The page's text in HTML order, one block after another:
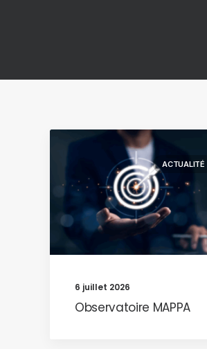
ACTUALITÉ
6 juillet 2026
Observatoire MAPPA